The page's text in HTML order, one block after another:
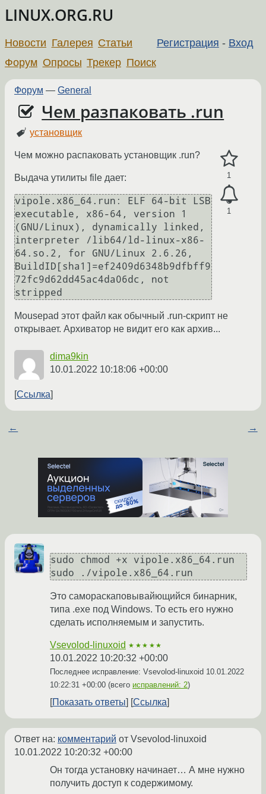
LINUX.ORG.RU
Регистрация - Вход
Новости Галерея Статьи
Форум Опросы Трекер Поиск
Форум — General
Чем разпаковать .run
установщик
1
1
Чем можно распаковать установщик .run?
Выдача утилиты file дает:
vipole.x86_64.run: ELF 64-bit LSB
executable, x86-64, version 1
(GNU/Linux), dynamically linked,
interpreter /lib64/ld-linux-x86-
64.so.2, for GNU/Linux 2.6.26,
BuildID[sha1]=ef2409d6348b9dfbff9
72fc9d62dd45ac4da06dc, not
Mousepad этот файл как обычный .run-скрипт не
открывает. Архиватор не видит его как архив...
dima9kin
10.01.2022 10:18:06 +00:00
Ссылка
← →
sudo chmod +x vipole.x86_64.run
Это самораскаповывайющийся бинарник,
типа .exe под Windows. То есть его нужно
сделать исполняемым и запустить.
Vsevolod-linuxoid ★★★★★
10.01.2022 10:20:32 +00:00
Последнее исправление: Vsevolod-linuxoid 10.01.2022
10:22:31 +00:00 (всего исправлений: 2)
Показать ответы Ссылка
Ответ на: комментарий от Vsevolod-linuxoid
10.01.2022 10:20:32 +00:00
Он тогда установку начинает… А мне нужно
получить доступ к содержимому.